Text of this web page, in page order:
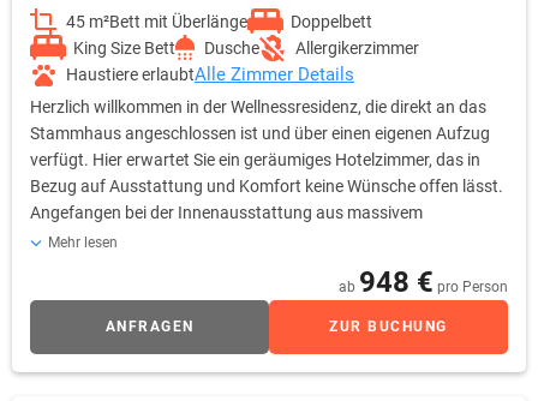
45 m²Bett mit Überlänge
Doppelbett
King Size Bett
Dusche
Allergikerzimmer
Haustiere erlaubtAlle Zimmer Details
Herzlich willkommen in der Wellnessresidenz, die direkt an das
Stammhaus angeschlossen ist und über einen eigenen Aufzug
verfügt. Hier erwartet Sie ein geräumiges Hotelzimmer, das in
Bezug auf Ausstattung und Komfort keine Wünsche offen lässt.
Angefangen bei der Innenausstattung aus massivem
Kirschbaumholz bis hin zu einem aus Granit gefertigten
WC inklusive Bidet bietet. Besonders hervorzuheben sind die
nach Süden ausgerichteten Balkone mit Liegestühlen, von wo
über die Schwäbische Alb genießen kann. Die Wellnessresidenz
Mehr lesen
ab 948 € pro Person
ANFRAGEN ZUR BUCHUNG